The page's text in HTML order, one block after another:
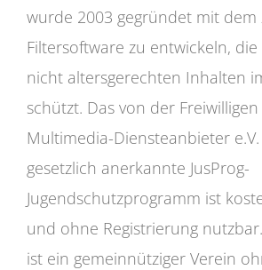
wurde 2003 gegründet mit dem
Filtersoftware zu entwickeln,
nicht altersgerechten Inhalten
schützt. Das von der
Multimedia-Diensteanbieter e.V.
gesetzlich anerkannte JusProg-
Jugendschutzprogramm ist
und ohne Registrierung nutzbar.
ist ein gemeinnütziger Verein